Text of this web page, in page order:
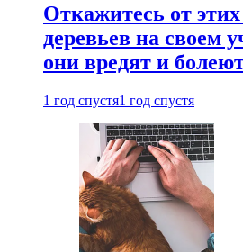
Откажитесь от
деревьев на своем
они вредят и
1 год спустя1 год спустя